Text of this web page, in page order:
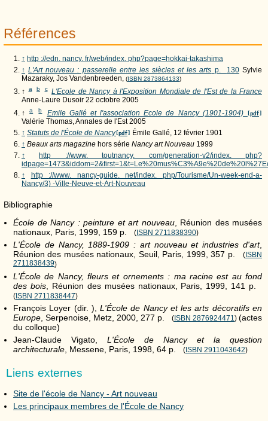
Références
↑ http ://edn. nancy. fr/web/index. php?page=hokkai-takashima
↑ L'Art nouveau : passerelle entre les siècles et les arts p. 130Sylvie
Mazaraky, Jos Vandenbreeden, (ISBN 2873864133)
↑ a b c L'Ecole de Nancy à l'Exposition Mondiale de l'Est de la France
Anne-Laure Dusoir 22 octobre 2005
↑
a b Emile Gallé et l'association Ecole de Nancy (1901-1904) [pdf]
Valérie Thomas, Annales de l'Est 2005
↑ Statuts de l'École de Nancy[pdf]
Émile Gallé, 12 février 1901
↑ Beaux arts magazine hors série Nancy art Nouveau 1999
↑
http ://www. toutnancy. com/generation-v2/index. php?
↑
http ://www. nancy-guide. net/index. php/Tourisme/Un-week-end-a-
Nancy/3) -Ville-Neuve-et-Art-Nouveau
Bibliographie
École de Nancy : peinture et art nouveau, Réunion des musées
nationaux, Paris, 1999, 159 p. ( ISBN 2711838390)
L'École de Nancy, 1889-1909 : art nouveau et industries d'art,
Réunion des musées nationaux, Seuil, Paris, 1999, 357 p. ( ISBN
2711838439)
L'École de Nancy, fleurs et ornements : ma racine est au fond
des bois, Réunion des musées nationaux, Paris, 1999, 141 p.
( ISBN 2711838447)
François Loyer (dir. ),L'École de Nancy et les arts décoratifs en
Europe , Serpenoise, Metz, 2000, 277 p. ( ISBN 2876924471) (actes
du colloque)
Jean-Claude Vigato, L'École de Nancy et la question
architecturale , Messene, Paris, 1998, 64 p. ( ISBN 2911043642)
Liens externes
Site de l'école de Nancy - Art nouveau
Les principaux membres de l'École de Nancy